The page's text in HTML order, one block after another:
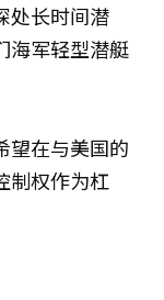
长时间潜
海军轻型潜艇
望在与美国的
制权作为杠